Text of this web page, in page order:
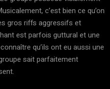
c’est bien ce qu’on
gros riffs aggressifs et
est parfois guttural et une
qu’ils ont eu aussi une
sait parfaitement